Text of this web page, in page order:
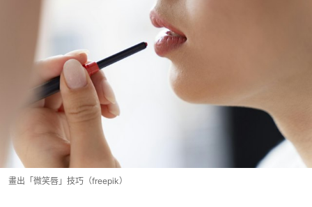
畫出「微笑唇」技巧（freepik）